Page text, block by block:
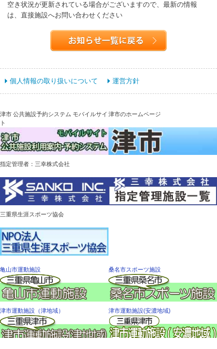
空き状況が更新されている場合がございますので、最新の情報
は、直接施設へお問い合わせください
個人情報の取り扱いについて 運営方針
津市 公共施設予約システム モバイルサイ
ト
津市のホームページ
指定管理者：三幸株式会社
三重県生涯スポーツ協会